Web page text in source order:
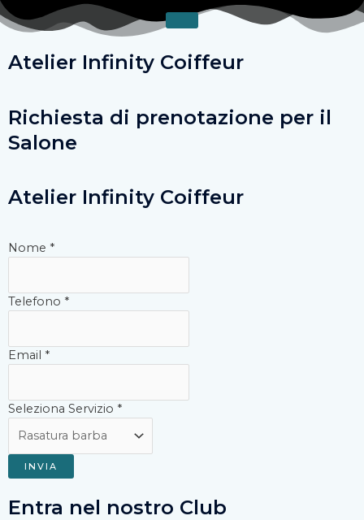
Vai
al
Atelier Infinity Coiffeur
Richiesta di prenotazione per il
Salone
Atelier Infinity Coiffeur
Nome *
Telefono *
Email *
Seleziona Servizio *
INVIA
Entra nel nostro Club